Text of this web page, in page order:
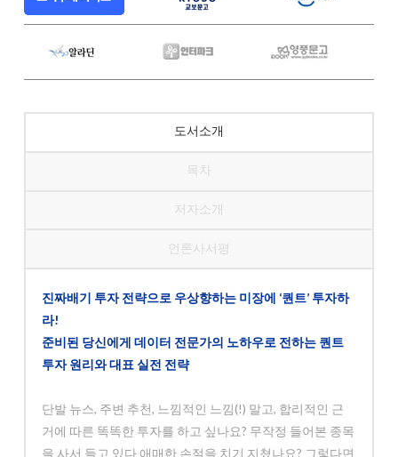
도서소개
목차
저자소개
언론사서평
진짜배기 투자 전략으로 우상향하는 미장에 ‘퀀트’ 투자하
라!
준비된 당신에게 데이터 전문가의 노하우로 전하는 퀀트
투자 원리와 대표 실전 전략
단발 뉴스, 주변 추천, 느낌적인 느낌(!) 말고, 합리적인 근
거에 따른 똑똑한 투자를 하고 싶나요? 무작정 들어본 종목
을 사서 들고 있다 애매한 손절을 치기 지쳤나요? 그렇다면